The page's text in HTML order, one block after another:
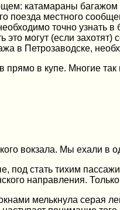
катамараны
поезда местного
точно
это могут (если
в Петрозаводске,
прямо в купе. Многие
вокзала. Мы ехали в
под стать тихим
направления.
мелькнула серая